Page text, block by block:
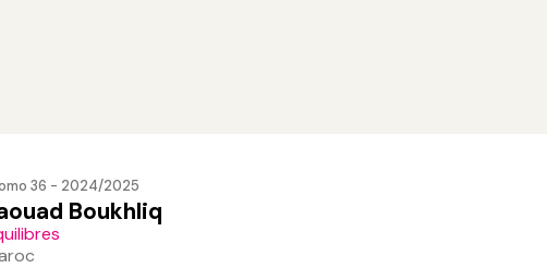
36 - 2024/2025
Boukhliq